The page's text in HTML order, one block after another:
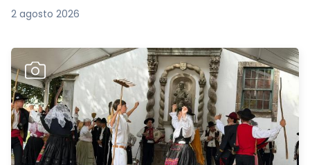
2 agosto 2026